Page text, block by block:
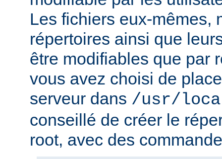
Les fichiers eux-mêmes,
répertoires ainsi que
être modifiables que par
vous avez choisi de
serveur dans /usr/
conseillé de créer le
root, avec des